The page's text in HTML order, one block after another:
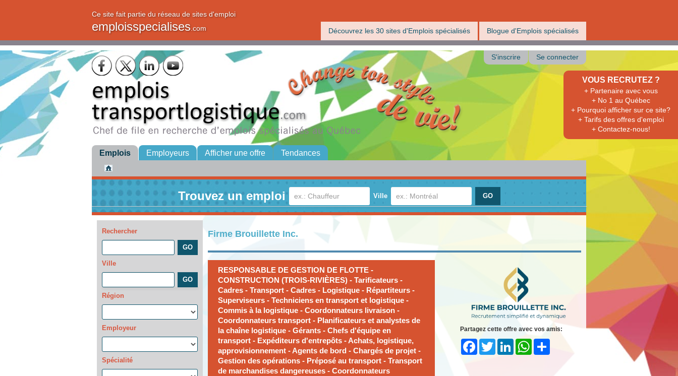
Ce site fait partie du réseau de sites d'emploi
emploisspecialises.com Découvrez les 30 sites d'Emplois spécialisés Blogue d'Emplois spécialisés
VOUS RECRUTEZ ?
+ Partenaire avec vous
+ No 1 au Québec
+ Pourquoi afficher sur ce site?
+ Tarifs des offres d'emploi
+ Contactez-nous!
S'inscrire Se connecter
Emplois Employeurs Afficher une offre Tendances
Trouvez un emploi Ville
Rechercher
Ville
Région
Employeur
Spécialité
Firme Brouillette Inc.
RESPONSABLE DE GESTION DE FLOTTE -
CONSTRUCTION (TROIS-RIVIÈRES) - Tarificateurs -
Cadres - Transport - Cadres - Logistique - Répartiteurs -
Superviseurs - Techniciens en transport et logistique -
Commis à la logistique - Coordonnateurs livraison -
Coordonnateurs transport - Planificateurs et analystes de
la chaîne logistique - Gérants - Chefs d'équipe en
transport - Expéditeurs d'entrepôts - Achats, logistique,
approvisionnement - Agents de bord - Chargés de projet -
Gestion des opérations - Préposé au transport - Transport
de marchandises dangereuses - Coordonnateurs
Partagez cette offre avec vos amis:
FacebookTwitter LinkedIn WhatsApp